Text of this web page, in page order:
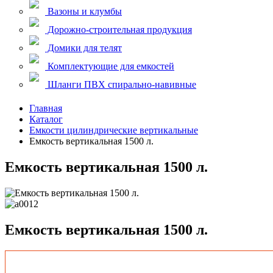
Вазоны и клумбы
Дорожно-строительная продукция
Домики для телят
Комплектующие для емкостей
Шланги ПВХ спирально-навивные
Главная
Каталог
Емкости цилиндрические вертикальные
Емкость вертикальная 1500 л.
Емкость вертикальная 1500 л.
Емкость вертикальная 1500 л.